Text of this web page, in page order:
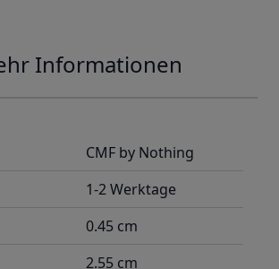
Informationen
CMF by Nothing
1-2 Werktage
0.45 cm
2.55 cm